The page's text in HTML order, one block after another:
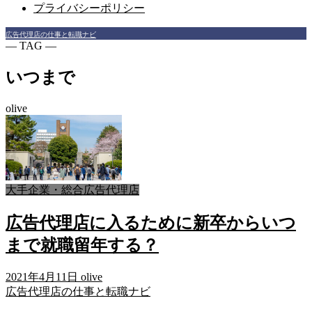
プライバシーポリシー
広告代理店の仕事と転職ナビ
― TAG ―
いつまで
olive
大手企業・総合広告代理店
広告代理店に入るために新卒からいつ
まで就職留年する？
2021年4月11日 olive
広告代理店の仕事と転職ナビ